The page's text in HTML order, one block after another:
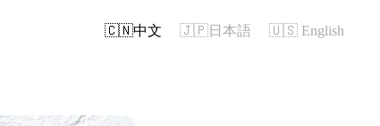
🇨🇳中文 🇯🇵日本語 🇺🇸 English